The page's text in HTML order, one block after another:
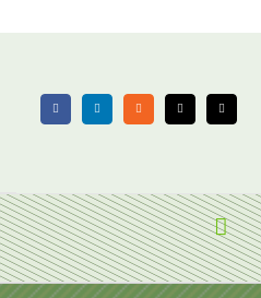
FacebookLinkedIn Rss X Email